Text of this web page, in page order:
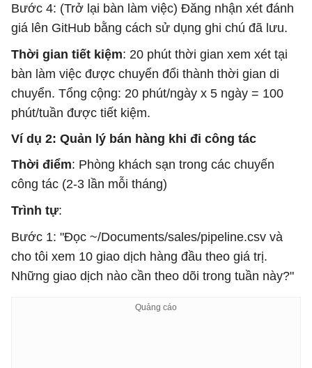
Bước 4: (Trở lại bàn làm việc) Đăng nhận xét đánh
giá lên GitHub bằng cách sử dụng ghi chú đã lưu.
Thời gian tiết kiệm: 20 phút thời gian xem xét tại
bàn làm việc được chuyển đổi thành thời gian di
chuyển. Tổng cộng: 20 phút/ngày x 5 ngày = 100
phút/tuần được tiết kiệm.
Ví dụ 2: Quản lý bán hàng khi đi công tác
Thời điểm: Phòng khách sạn trong các chuyến
công tác (2-3 lần mỗi tháng)
Trình tự:
Bước 1: "Đọc ~/Documents/sales/pipeline.csv và
cho tôi xem 10 giao dịch hàng đầu theo giá trị.
Những giao dịch nào cần theo dõi trong tuần này?"